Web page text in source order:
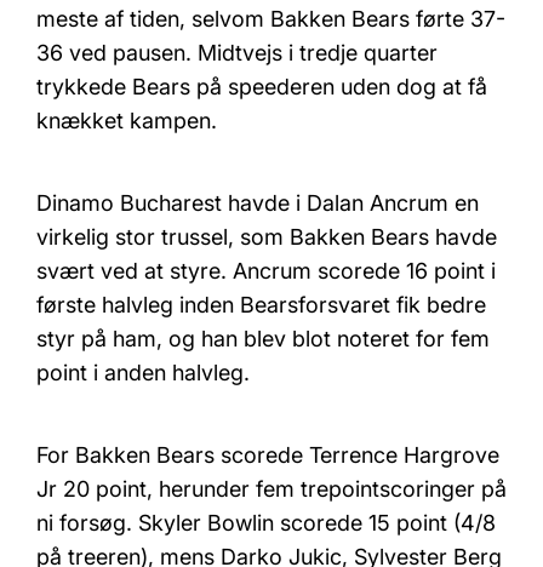
meste af tiden, selvom Bakken Bears førte 37-
36 ved pausen. Midtvejs i tredje quarter
trykkede Bears på speederen uden dog at få
knækket kampen.
Dinamo Bucharest havde i Dalan Ancrum en
virkelig stor trussel, som Bakken Bears havde
svært ved at styre. Ancrum scorede 16 point i
første halvleg inden Bearsforsvaret fik bedre
styr på ham, og han blev blot noteret for fem
point i anden halvleg.
For Bakken Bears scorede Terrence Hargrove
Jr 20 point, herunder fem trepointscoringer på
ni forsøg. Skyler Bowlin scorede 15 point (4/8
på treeren), mens Darko Jukic, Sylvester Berg